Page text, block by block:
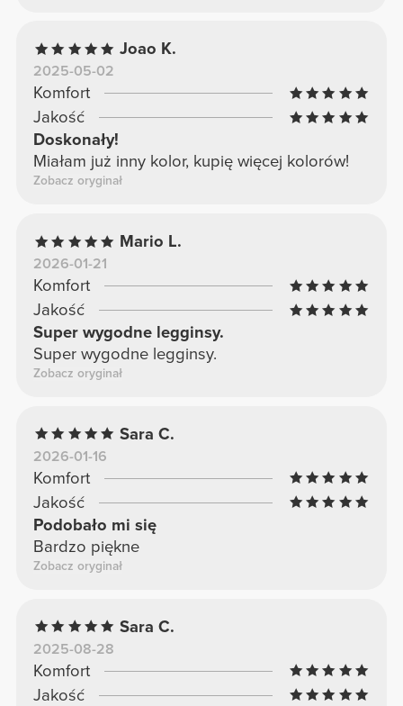
Joao K.
2025-05-02
Komfort
Jakość
Doskonały!
Miałam już inny kolor, kupię więcej kolorów!
Zobacz oryginał
Mario L.
2026-01-21
Komfort
Jakość
Super wygodne legginsy.
Super wygodne legginsy.
Zobacz oryginał
Sara C.
2026-01-16
Komfort
Jakość
Podobało mi się
Bardzo piękne
Zobacz oryginał
Sara C.
2025-08-28
Komfort
Jakość